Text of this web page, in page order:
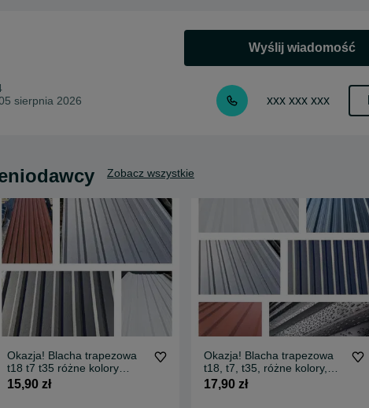
sierpnia 2026
Wyślij wiadomość
xxx xxx xxx
Zobacz wszystkie
Okazja! Blacha trapezowa
t18 t7 t35 różne kolory
SZYBKA DOSTAWA
15,90 zł
Okazja! Blacha trapezowa
t18, t7, t35, różne kolory,
SZYBKA DOSTAWA
17,90 zł